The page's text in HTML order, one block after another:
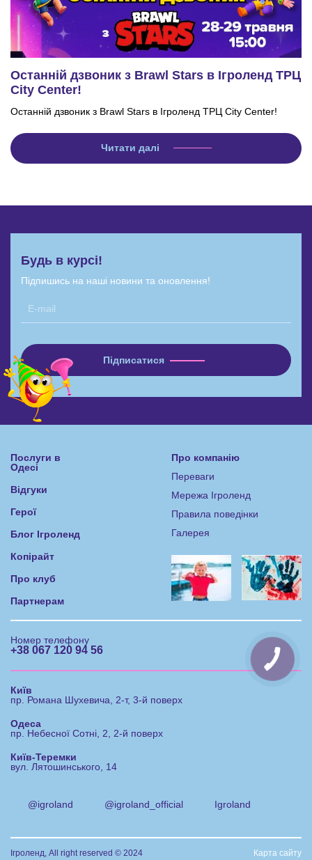
Останній дзвоник з Brawl Stars в Ігроленд ТРЦ
City Center!
Останній дзвоник з Brawl Stars в Ігроленд ТРЦ City Center!
Читати далі
Будь в курсі!
Підпишись на наші новини та оновлення!
Послуги в
Одесі
Відгуки
Герої
Блог Ігроленд
Копірайт
Про клуб
Партнерам
Про компанію
Переваги
Мережа Ігроленд
Правила поведінки
Галерея
Номер телефону
+38 067 120 94 56
Київ
пр. Романа Шухевича, 2-т, 3-й поверх
Одеса
пр. Небесної Сотні, 2, 2-й поверх
Київ-Теремки
вул. Лятошинського, 14
@igroland @igroland_official Igroland
Ігроленд, All right reserved © 2024 Карта сайту